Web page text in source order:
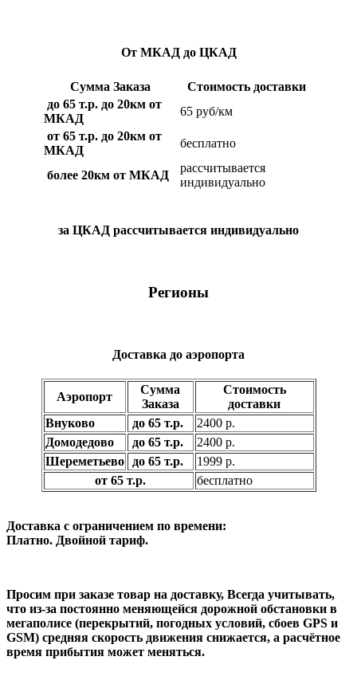
От МКАД до ЦКАД
Сумма Заказа
Стоимость доставки
до 65 т.р. до 20км от
МКАД
65 руб/км
от 65 т.р. до 20км от
МКАД
бесплатно
более 20км от МКАД
рассчитывается
индивидуально
за ЦКАД рассчитывается индивидуально
Регионы
Доставка до аэропорта
Аэропорт
Сумма
Заказа
Стоимость
доставки
Внуково
до 65 т.р.
2400 р.
Домодедово
до 65 т.р.
2400 р.
Шереметьево
до 65 т.р.
1999 р.
от 65 т.р.
бесплатно
Доставка с ограничением по времени:
Платно. Двойной тариф.
Просим при заказе товар на доставку, Всегда учитывать,
что из-за постоянно меняющейся дорожной обстановки в
мегаполисе (перекрытий, погодных условий, сбоев GPS и
GSM) средняя скорость движения снижается, а расчётное
время прибытия может меняться.